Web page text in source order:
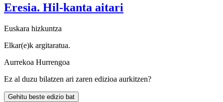
Eresia. Hil-kanta aitari
Euskara hizkuntza
Elkar(e)k argitaratua.
Aurrekoa Hurrengoa
Ez al duzu bilatzen ari zaren edizioa aurkitzen?
Gehitu beste edizio bat